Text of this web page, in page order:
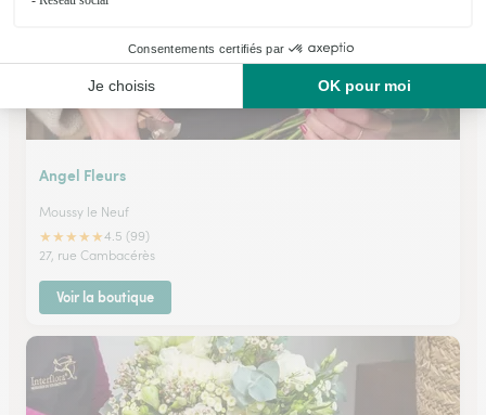
Angel Fleurs
Moussy le Neuf
★★★★★4.5 (99)
27, rue Cambacérès
Voir la boutique